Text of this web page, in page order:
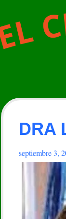
L C
DRA
septiembre 3,